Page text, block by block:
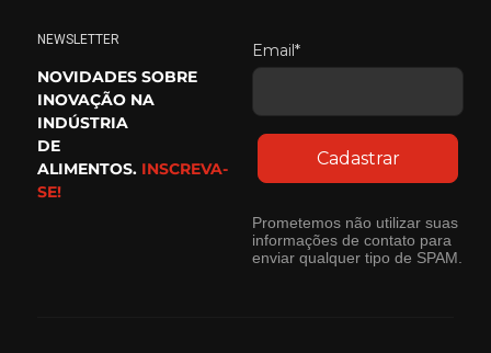
NEWSLETTER
NOVIDADES SOBRE
INOVAÇÃO NA
INDÚSTRIA
DE
ALIMENTOS. INSCREVA-
SE!
Email*
Cadastrar
Prometemos não utilizar suas
informações de contato para
enviar qualquer tipo de SPAM.